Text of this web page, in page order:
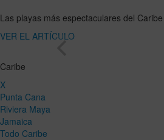
Las playas más espectaculares del Caribe
VER EL ARTÍCULO
Caribe
X
Punta Cana
Riviera Maya
Jamaica
Todo Caribe